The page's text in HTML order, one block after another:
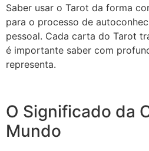
Saber usar o Tarot da forma
para o processo de
pessoal. Cada carta do Tarot
é importante saber com
representa.
O Significado da
Mundo